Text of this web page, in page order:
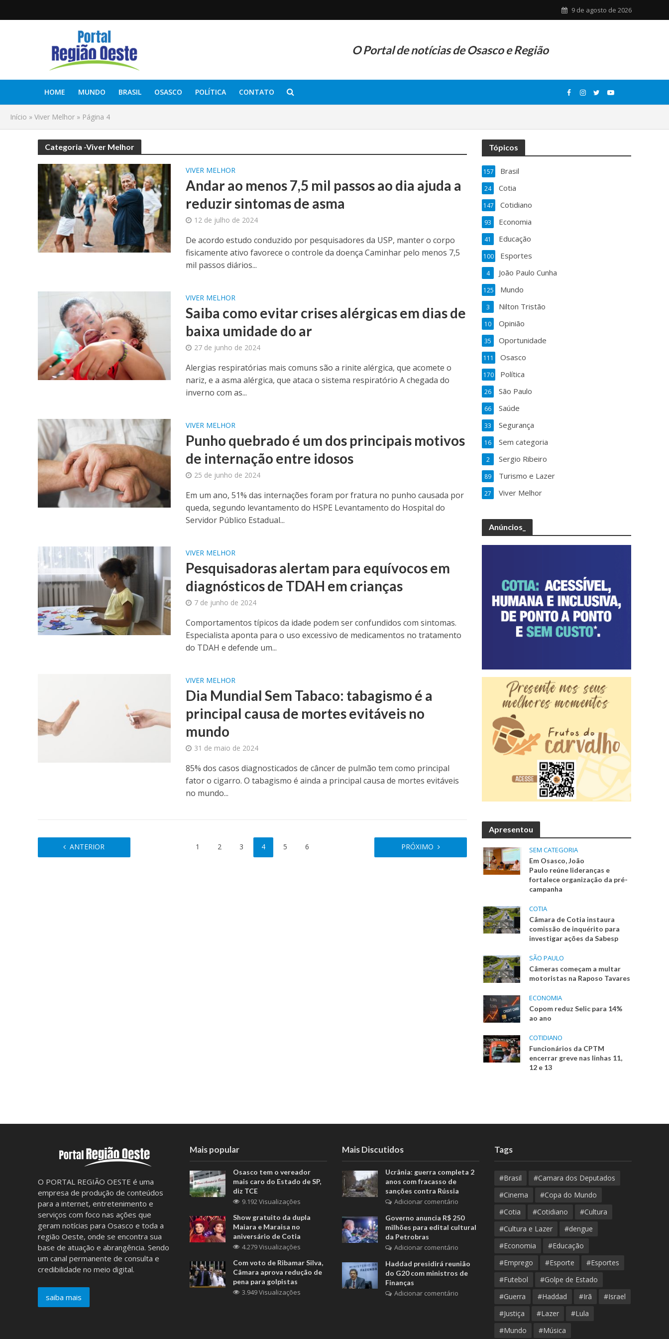
9 de agosto de 2026
O Portal de notícias de Osasco e Região
HOME MUNDO BRASIL OSASCO POLÍTICA CONTATO
Início » Viver Melhor » Página 4
Categoria -Viver Melhor
VIVER MELHOR
Andar ao menos 7,5 mil passos ao dia ajuda a
reduzir sintomas de asma
12 de julho de 2024
De acordo estudo conduzido por pesquisadores da USP, manter o corpo
fisicamente ativo favorece o controle da doença Caminhar pelo menos 7,5
mil passos diários...
VIVER MELHOR
Saiba como evitar crises alérgicas em dias de
baixa umidade do ar
27 de junho de 2024
Alergias respiratórias mais comuns são a rinite alérgica, que acomete o
nariz, e a asma alérgica, que ataca o sistema respiratório A chegada do
inverno com as...
VIVER MELHOR
Punho quebrado é um dos principais motivos
de internação entre idosos
25 de junho de 2024
Em um ano, 51% das internações foram por fratura no punho causada por
queda, segundo levantamento do HSPE Levantamento do Hospital do
Servidor Público Estadual...
VIVER MELHOR
Pesquisadoras alertam para equívocos em
diagnósticos de TDAH em crianças
7 de junho de 2024
Comportamentos típicos da idade podem ser confundidos com sintomas.
Especialista aponta para o uso excessivo de medicamentos no tratamento
do TDAH e defende um...
VIVER MELHOR
Dia Mundial Sem Tabaco: tabagismo é a
principal causa de mortes evitáveis no
mundo
31 de maio de 2024
85% dos casos diagnosticados de câncer de pulmão tem como principal
fator o cigarro. O tabagismo é ainda a principal causa de mortes evitáveis
no mundo...
ANTERIOR 1 2 3 4 5 6 PRÓXIMO
Tópicos
Brasil
157
Cotia
24
Cotidiano
147
Economia
93
Educação
41
Esportes
100
João Paulo Cunha
4
Mundo
125
Nilton Tristão
3
Opinião
10
Oportunidade
35
Osasco
111
Política
170
São Paulo
26
Saúde
66
Segurança
33
Sem categoria
16
Sergio Ribeiro
2
Turismo e Lazer
89
Viver Melhor
27
Anúncios_
Apresentou
SEM CATEGORIA
Em Osasco, João
Paulo reúne lideranças e
fortalece organização da pré-
campanha
COTIA
Câmara de Cotia instaura
comissão de inquérito para
investigar ações da Sabesp
SÃO PAULO
Câmeras começam a multar
motoristas na Raposo Tavares
ECONOMIA
Copom reduz Selic para 14%
ao ano
COTIDIANO
Funcionários da CPTM
encerrar greve nas linhas 11,
12 e 13
O PORTAL REGIÃO OESTE é uma
empresa de produção de conteúdos
para a internet, entretenimento e
serviços com foco nas ações que
geram notícias para Osasco e toda a
região Oeste, onde se encontra sua
base de atuação e abrangência. Sendo
um canal permanente de consulta e
credibilidade no meio digital.
saiba mais
Mais popular
Osasco tem o vereador
mais caro do Estado de SP,
diz TCE
9.192 Visualizações
Show gratuito da dupla
Maiara e Maraisa no
aniversário de Cotia
4.279 Visualizações
Com voto de Ribamar Silva,
Câmara aprova redução de
pena para golpistas
3.949 Visualizações
Mais Discutidos
Ucrânia: guerra completa 2
anos com fracasso de
sanções contra Rússia
Adicionar comentário
Governo anuncia R$ 250
milhões para edital cultural
da Petrobras
Adicionar comentário
Haddad presidirá reunião
do G20 com ministros de
Finanças
Adicionar comentário
Tags
#Brasil
#Camara dos Deputados
#Cinema
#Copa do Mundo
#Cotia
#Cotidiano
#Cultura
#Cultura e Lazer
#dengue
#Economia
#Educação
#Emprego
#Esporte
#Esportes
#Futebol
#Golpe de Estado
#Guerra
#Haddad #Irã
#Israel
#Justiça
#Lazer
#Lula
#Mundo
#Música